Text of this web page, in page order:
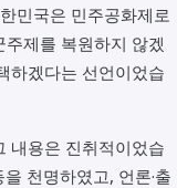
민국은 민주공화제로
제를 복원하지 않겠
하겠다는 선언이었습
내용은 진취적이었습
천명하였고, 언론·출